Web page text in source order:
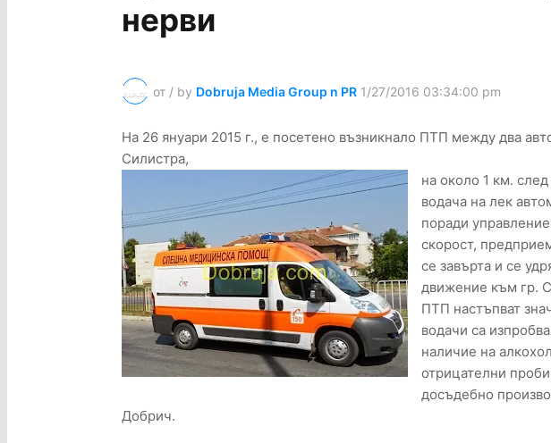
нерви
от / by Dobruja Media Group n PR 1/27/2016 03:34:00 pm
На 26 януари 2015 г., е посетено възникнало ПТП между два
Силистра,
на около 1 км.
водача на лек
поради
скорост,
се завърта и се
движение към гр.
ПТП настъпват
водачи са
наличие на
отрицателни
досъдебно
Добрич.